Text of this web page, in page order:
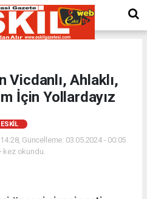
Vicdanlı, Ahlaklı,
İçin Yollardayız
ESKİL
Güncelleme: 03.05.2024 - 00:05
kez okundu.